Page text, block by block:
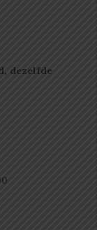
dezelfde